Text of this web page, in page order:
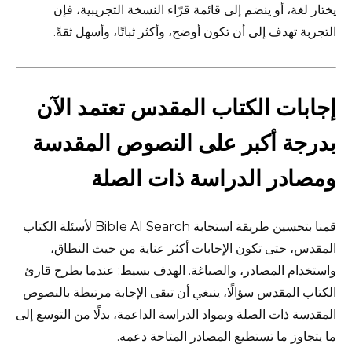
يختار لغة، أو ينضم إلى قائمة قرّاء النسخة التجريبية، فإن
التجربة تهدف إلى أن تكون أوضح، وأكثر ثباتًا، وأسهل ثقةً.
إجابات الكتاب المقدس تعتمد الآن
بدرجة أكبر على النصوص المقدسة
ومصادر الدراسة ذات الصلة
قمنا بتحسين طريقة استجابة Bible AI Search لأسئلة الكتاب
المقدس، حتى تكون الإجابات أكثر عناية من حيث النطاق،
واستخدام المصادر، والصياغة. الهدف بسيط: عندما يطرح قارئ
الكتاب المقدس سؤالًا، ينبغي أن تبقى الإجابة مرتبطة بالنصوص
المقدسة ذات الصلة وبمواد الدراسة الداعمة، بدلًا من التوسع إلى
ما يتجاوز ما تستطيع المصادر المتاحة دعمه.